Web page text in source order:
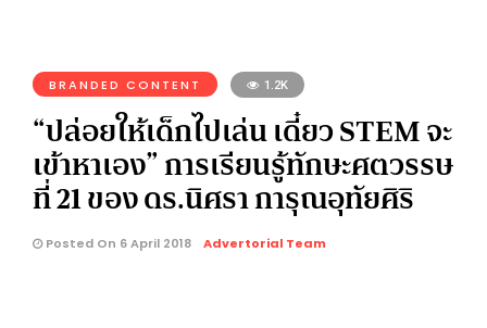
BRANDED CONTENT 1.2K
“ปล่อยให้เด็กไปเล่น เดี๋ยว STEM จะ
เข้าหาเอง” การเรียนรู้ทักษะศตวรรษ
ที่ 21 ของ ดร.นิศรา การุณอุทัยศิริ
Posted On 6 April 2018 Advertorial Team